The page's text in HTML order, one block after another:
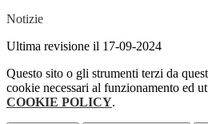
Notizie
Ultima revisione il 17-09-2024
Questo sito o gli strumenti terzi da
cookie necessari al funzionamento ed
COOKIE POLICY.